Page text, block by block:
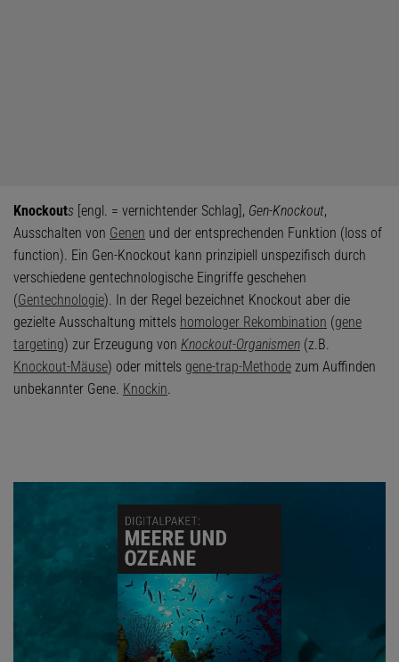
Knockouts [engl. = vernichtender Schlag], Gen-Knockout,
Ausschalten von Genen und der entsprechenden Funktion (loss of
function). Ein Gen-Knockout kann prinzipiell unspezifisch durch
verschiedene gentechnologische Eingriffe geschehen
(Gentechnologie). In der Regel bezeichnet Knockout aber die
gezielte Ausschaltung mittels homologer Rekombination (gene
targeting) zur Erzeugung von Knockout-Organismen (z.B.
Knockout-Mäuse) oder mittels gene-trap-Methode zum Auffinden
unbekannter Gene. Knockin.